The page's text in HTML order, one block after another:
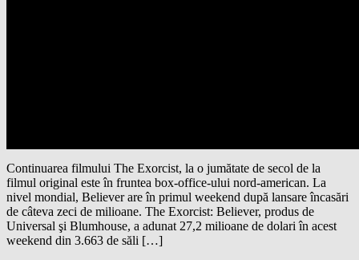
Continuarea filmului The Exorcist, la o jumătate de secol de la
filmul original este în fruntea box-office-ului nord-american. La
nivel mondial, Believer are în primul weekend după lansare încasări
de câteva zeci de milioane. The Exorcist: Believer, produs de
Universal şi Blumhouse, a adunat 27,2 milioane de dolari în acest
weekend din 3.663 de săli […]